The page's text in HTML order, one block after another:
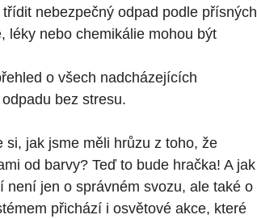
nebezpečný odpad podle přísných
léky nebo chemikálie mohou být
o všech nadcházejících
bez stresu.
jak jsme měli hrůzu z toho, že
od barvy? Teď to bude hračka! A jak
jen o správném svozu, ale také o
přichází i osvětové akce, které